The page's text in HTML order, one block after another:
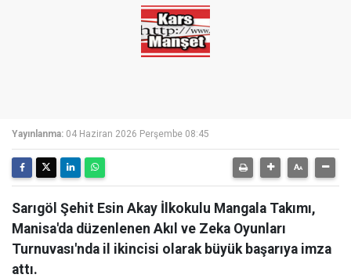
Yayınlanma: 04 Haziran 2026 Perşembe 08:45
Sarıgöl Şehit Esin Akay İlkokulu Mangala Takımı,
Manisa'da düzenlenen Akıl ve Zeka Oyunları
Turnuvası'nda il ikincisi olarak büyük başarıya imza
attı.